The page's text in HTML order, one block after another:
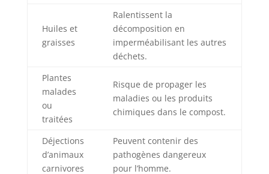
Huiles et
graisses
Ralentissent la
décomposition en
imperméabilisant les autres
déchets.
Plantes
malades
ou
traitées
Risque de propager les
maladies ou les produits
chimiques dans le compost.
Déjections
d’animaux
carnivores
Peuvent contenir des
pathogènes dangereux
pour l’homme.